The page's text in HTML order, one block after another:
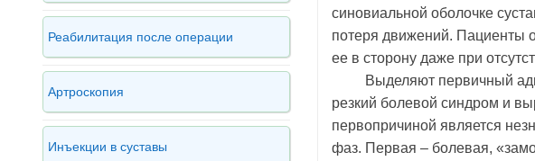
синовиальной оболочке
потеря движений. Пациенты
ее в сторону даже при
Выделяют первичный
резкий болевой синдром и
первопричиной является
фаз. Первая – болевая,
Реабилитация после операции
Артроскопия
Инъекции в суставы